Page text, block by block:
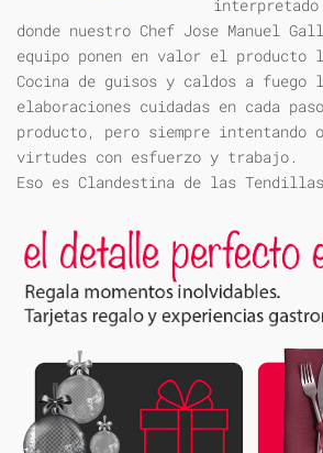
donde nuestro Chef Jose Manuel
equipo ponen en valor el producto
Cocina de guisos y caldos a fuego
elaboraciones cuidadas en cada
producto, pero siempre intentando
virtudes con esfuerzo y trabajo.
Eso es Clandestina de las